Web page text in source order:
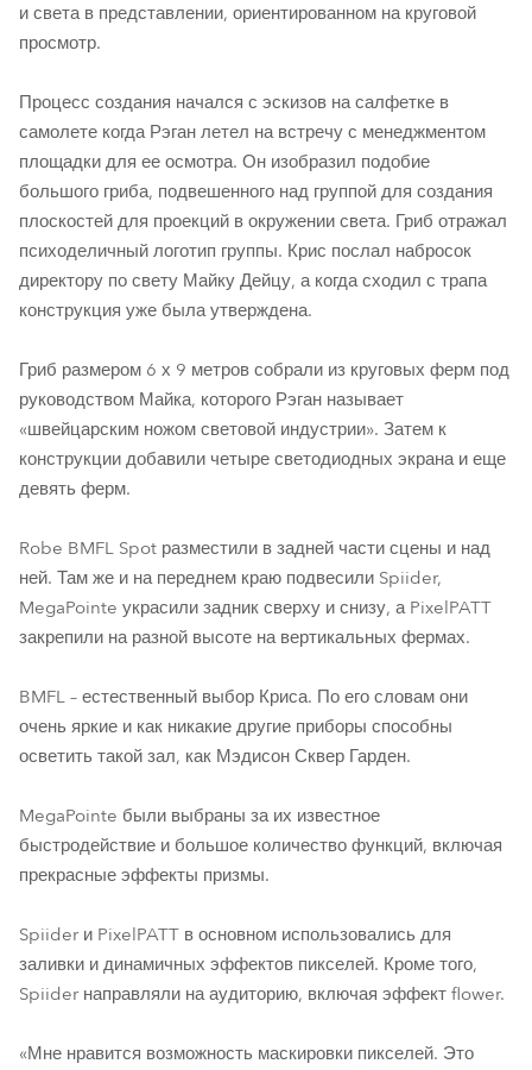
и света в представлении, ориентированном на круговой
просмотр.
Процесс создания начался с эскизов на салфетке в
самолете когда Рэган летел на встречу с менеджментом
площадки для ее осмотра. Он изобразил подобие
большого гриба, подвешенного над группой для создания
плоскостей для проекций в окружении света. Гриб отражал
психоделичный логотип группы. Крис послал набросок
директору по свету Майку Дейцу, а когда сходил с трапа
конструкция уже была утверждена.
Гриб размером 6 х 9 метров собрали из круговых ферм под
руководством Майка, которого Рэган называет
«швейцарским ножом световой индустрии». Затем к
конструкции добавили четыре светодиодных экрана и еще
девять ферм.
Robe BMFL Spot разместили в задней части сцены и над
ней. Там же и на переднем краю подвесили Spiider,
MegaPointe украсили задник сверху и снизу, а PixelPATT
закрепили на разной высоте на вертикальных фермах.
BMFL – естественный выбор Криса. По его словам они
очень яркие и как никакие другие приборы способны
осветить такой зал, как Мэдисон Сквер Гарден.
MegaPointe были выбраны за их известное
быстродействие и большое количество функций, включая
прекрасные эффекты призмы.
Spiider и PixelPATT в основном использовались для
заливки и динамичных эффектов пикселей. Кроме того,
Spiider направляли на аудиторию, включая эффект flower.
«Мне нравится возможность маскировки пикселей. Это